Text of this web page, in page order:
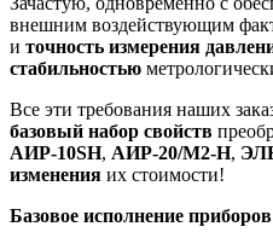
внешним воздействующим
и точность измерения
стабильностью
Все эти требования наших
базовый набор свойств
АИР-10SH, АИР-20/М2-Н,
изменения их стоимости!
Базовое исполнение